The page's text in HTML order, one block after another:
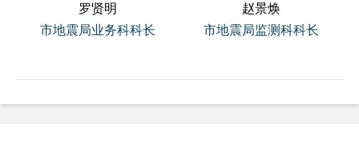
罗贤明
市地震局业务科科长
赵景焕
市地震局监测科科长